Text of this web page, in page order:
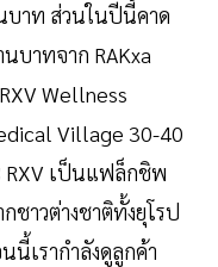
บาท ส่วนในปีนี้คาด
บาทจาก RAKxa
Wellness
Village 30-40
RXV เป็นแฟล็กชิพ
ชาวต่างชาติทั้งยุโรป
นี้เรากำลังดูลูกค้า